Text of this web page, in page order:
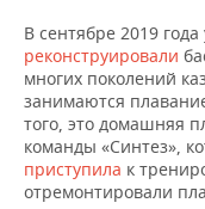
В сентябре 2019
реконструировали
многих поколений
занимаются
того, это домашняя
команды «Синтез»,
приступила к
отремонтировали